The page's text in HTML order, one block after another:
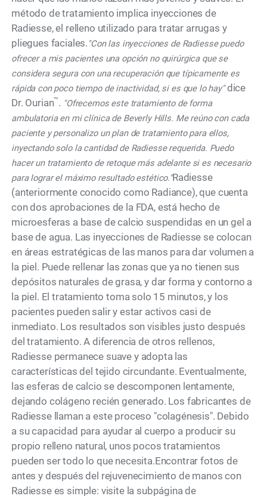
método de tratamiento implica inyecciones de
Radiesse, el relleno utilizado para tratar arrugas y
pliegues faciales. "Con las inyecciones de Radiesse puedo
ofrecer a mis pacientes una opción no quirúrgica que se
considera segura con una recuperación que típicamente es
rápida con poco tiempo de inactividad, si es que lo hay"dice
Dr. Ourian™. "Ofrecemos este tratamiento de forma
ambulatoria en mi clínica de Beverly Hills. Me reúno con cada
paciente y personalizo un plan de tratamiento para ellos,
inyectando solo la cantidad de Radiesse requerida. Puedo
hacer un tratamiento de retoque más adelante si es necesario
para lograr el máximo resultado estético."Radiesse
(anteriormente conocido como Radiance), que cuenta
con dos aprobaciones de la FDA, está hecho de
microesferas a base de calcio suspendidas en un gel a
base de agua. Las inyecciones de Radiesse se colocan
en áreas estratégicas de las manos para dar volumen a
la piel. Puede rellenar las zonas que ya no tienen sus
depósitos naturales de grasa, y dar forma y contorno a
la piel. El tratamiento toma solo 15 minutos, y los
pacientes pueden salir y estar activos casi de
inmediato. Los resultados son visibles justo después
del tratamiento. A diferencia de otros rellenos,
Radiesse permanece suave y adopta las
características del tejido circundante. Eventualmente,
las esferas de calcio se descomponen lentamente,
dejando colágeno recién generado. Los fabricantes de
Radiesse llaman a este proceso "colagénesis". Debido
a su capacidad para ayudar al cuerpo a producir su
propio relleno natural, unos pocos tratamientos
pueden ser todo lo que necesita.Encontrar fotos de
antes y después del rejuvenecimiento de manos con
Radiesse es simple: visite la subpágina de